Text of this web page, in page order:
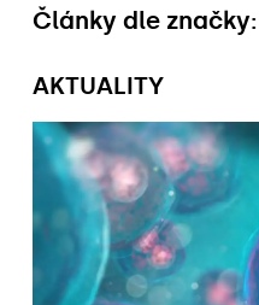
Články dle
AKTUALITY